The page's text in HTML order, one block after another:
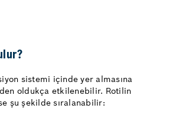
sistemi içinde yer almasına
oldukça etkilenebilir. Rotilin
şu şekilde sıralanabilir: